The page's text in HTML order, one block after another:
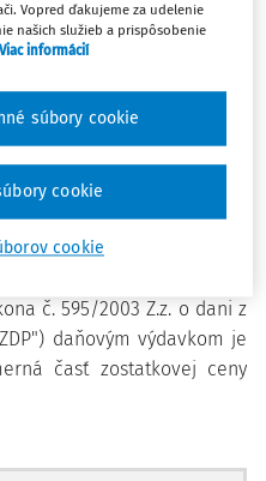
náklad, alebo je to
dane? Z hľadiska DPH,
sa budú uplatňovať na
súvisia s obstaraním
spracovanie účtovníctva
na vstupe na dodávku
s obstaraním bytu?
č. 595/2003 Z.z. o dani z
ZDP") daňovým výdavkom je
časť zostatkovej ceny
Vopred ďakujeme za udelenie
našich služieb a prispôsobenie
Viac informácií
cookie
súbory cookie
cookie